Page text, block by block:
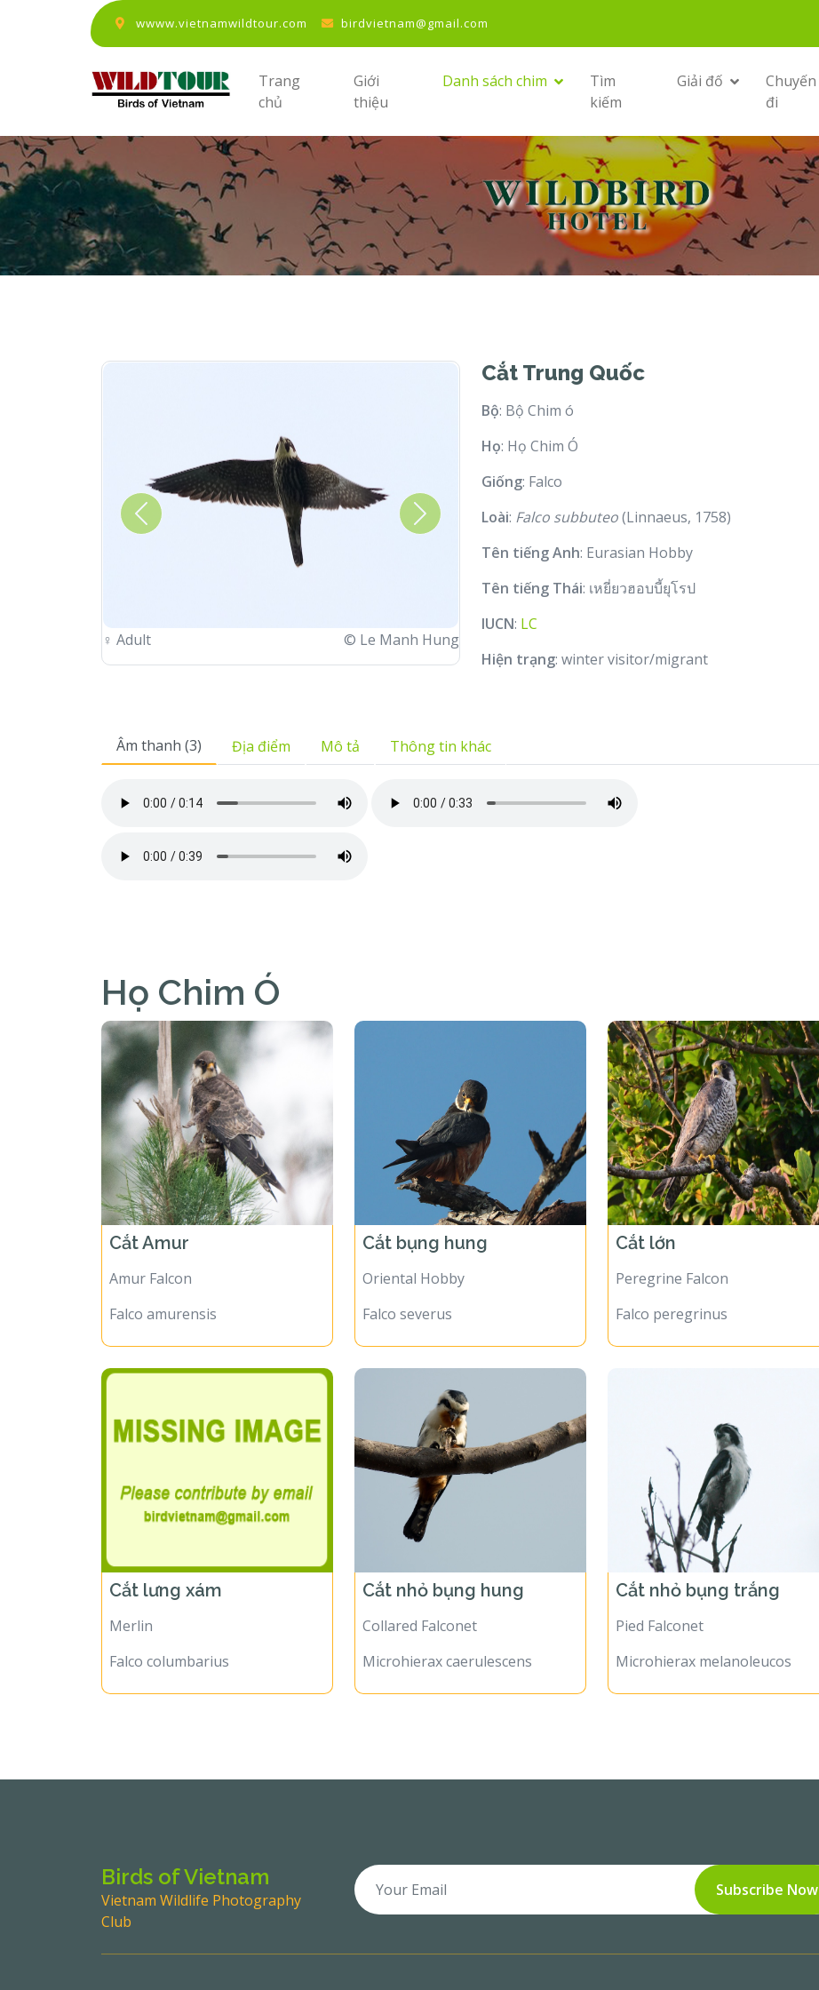
wwww.vietnamwildtour.com birdvietnam@gmail.com
Trang
chủ
Giới
thiệu
Danh sách chim
Tìm
kiếm
Giải đố
Chuyến
đi
♀ Adult © Le Manh Hung
Previous Next
Cắt Trung Quốc
Bộ: Bộ Chim ó
Họ: Họ Chim Ó
Giống: Falco
Loài: Falco subbuteo(Linnaeus, 1758)
Tên tiếng Anh: Eurasian Hobby
Tên tiếng Thái: เหยี่ยวฮอบบี้ยุโรป
IUCN: LC
Hiện trạng: winter visitor/migrant
Âm thanh (3) Địa điểm Mô tả Thông tin khác
Họ Chim Ó
Cắt Amur
Amur Falcon
Falco amurensis
Cắt bụng hung
Oriental Hobby
Falco severus
Cắt lớn
Peregrine Falcon
Falco peregrinus
Cắt lưng xám
Merlin
Falco columbarius
Cắt nhỏ bụng hung
Collared Falconet
Microhierax caerulescens
Cắt nhỏ bụng trắng
Pied Falconet
Microhierax melanoleucos
Birds of Vietnam
Vietnam Wildlife Photography
Club
Subscribe Now